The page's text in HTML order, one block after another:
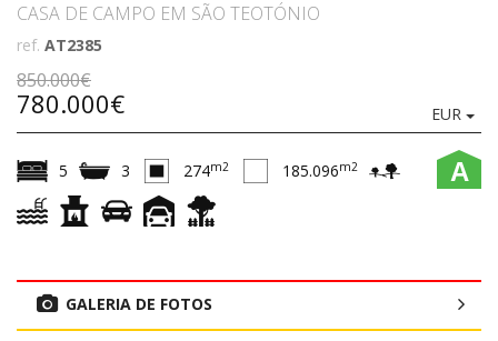
CASA DE CAMPO EM SÃO TEOTÓNIO
ref. AT2385
850.000€
780.000€ EUR
A
5 3 274m2 185.096m2
GALERIA DE FOTOS